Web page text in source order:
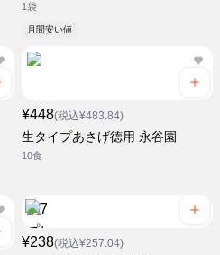
1袋
月間安い値
¥448(税込¥483.84)
生タイプあさげ徳用 永谷園
10食
¥238(税込¥257.04)